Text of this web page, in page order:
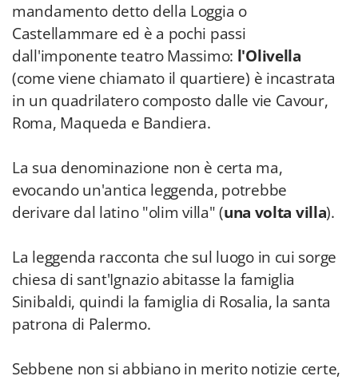
mandamento detto della Loggia o
Castellammare ed è a pochi passi
dall'imponente teatro Massimo: l'Olivella
(come viene chiamato il quartiere) è incastrata
in un quadrilatero composto dalle vie Cavour,
Roma, Maqueda e Bandiera.
La sua denominazione non è certa ma,
evocando un'antica leggenda, potrebbe
derivare dal latino "olim villa" (una volta villa).
La leggenda racconta che sul luogo in cui sorge
chiesa di sant'Ignazio abitasse la famiglia
Sinibaldi, quindi la famiglia di Rosalia, la santa
patrona di Palermo.
Sebbene non si abbiano in merito notizie certe,